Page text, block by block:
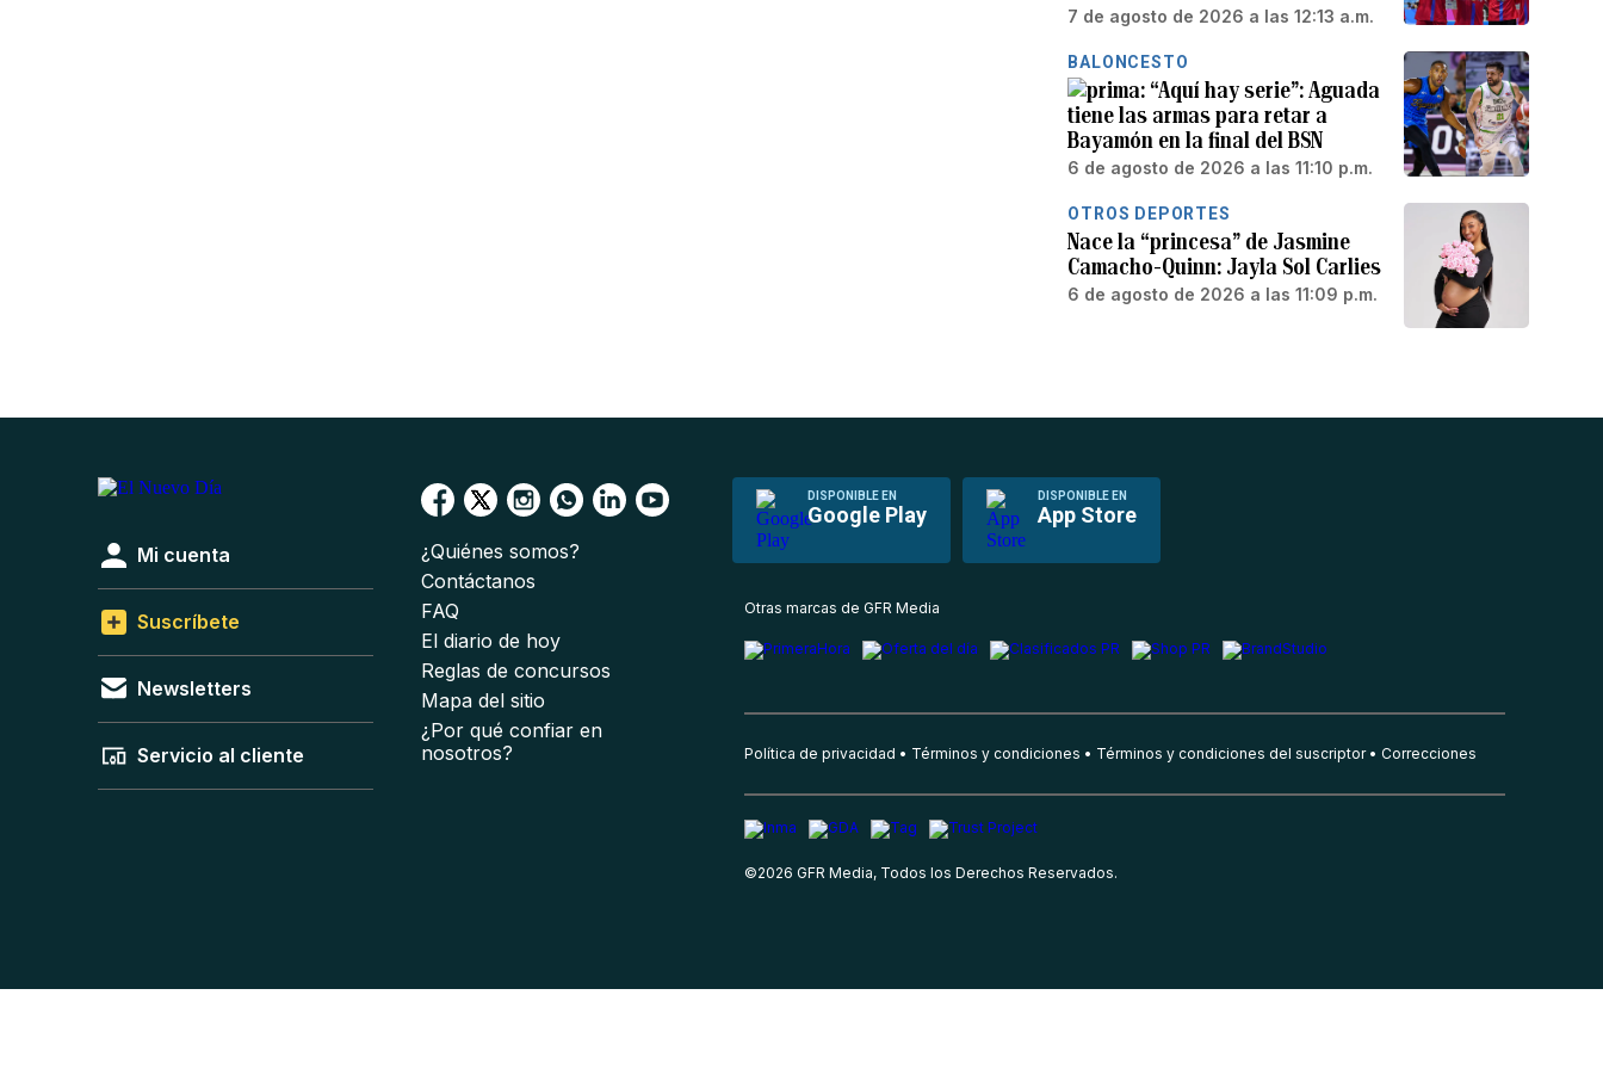
7 de agosto de 2026 a las 12:13 a.m.
BALONCESTO
“Aquí hay serie”: Aguada
tiene las armas para retar a
Bayamón en la final del BSN
6 de agosto de 2026 a las 11:10 p.m.
OTROS DEPORTES
Nace la “princesa” de Jasmine
Camacho-Quinn: Jayla Sol Carlies
6 de agosto de 2026 a las 11:09 p.m.
DISPONIBLE EN
Google Play
DISPONIBLE EN
App Store
Mi cuenta
Suscríbete
Newsletters
Servicio al cliente
¿Quiénes somos?
Contáctanos
FAQ
El diario de hoy
Reglas de concursos
Mapa del sitio
¿Por qué confiar en
nosotros?
Otras marcas de GFR Media
Política de privacidad Términos y condiciones Términos y condiciones del suscriptor Correcciones
©2026 GFR Media, Todos los Derechos Reservados.